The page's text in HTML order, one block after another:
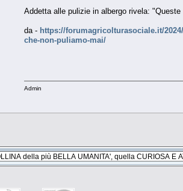
Addetta alle pulizie in albergo rivela:
da - https://forumagricolturasociale.it/
che-non-puliamo-mai/
Admin